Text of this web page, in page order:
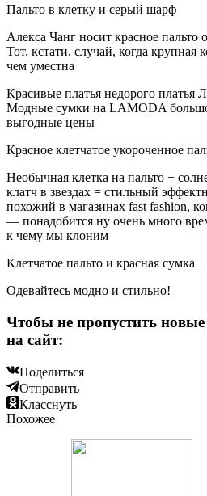
Пальто в клетку и серый шарф
Алекса Чанг носит красное пальто
Тот, кстати, случай, когда крупная
чем уместна
Красивые платья недорого платья
Модные сумки на LAMODA
выгодные цены
Красное клетчатое укороченное
Необычная клетка на пальто +
клатч в звездах = стильный
похожий в магазинах fast fashion,
— понадобится ну очень много
к чему мы клоним
Клетчатое пальто и красная сумка
Одевайтесь модно и стильно!
Чтобы не пропустить
на сайт:
Поделиться
Отправить
Класснуть
Похожее